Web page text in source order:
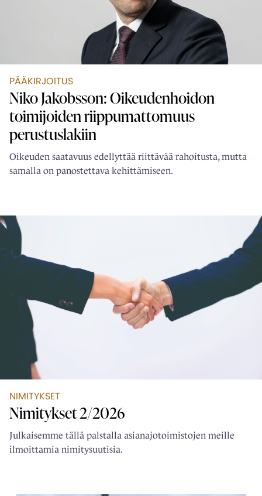
PÄÄKIRJOITUS
Niko Jakobsson: Oikeudenhoidon
toimijoiden ­riippumattomuus
perustuslakiin
Oikeuden saatavuus edellyttää riittävää rahoitusta, mutta
samalla on panostettava kehittämiseen.
NIMITYKSET
Nimitykset 2/2026
Julkaisemme tällä palstalla asianajotoimistojen meille
ilmoittamia nimitysuutisia.